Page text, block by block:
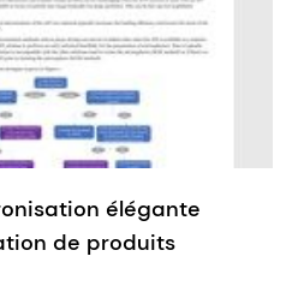
élégante
de produits